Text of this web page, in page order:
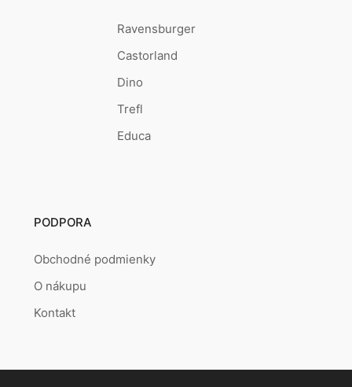
Ravensburger
Castorland
Dino
Trefl
Educa
PODPORA
Obchodné podmienky
O nákupu
Kontakt